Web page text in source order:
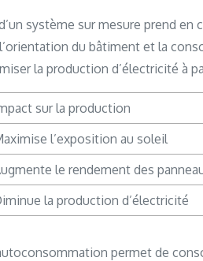
système sur mesure prend
du bâtiment et la
la production d’électricité à
sur la production
l’exposition au soleil
le rendement des
la production d’électricité
permet de